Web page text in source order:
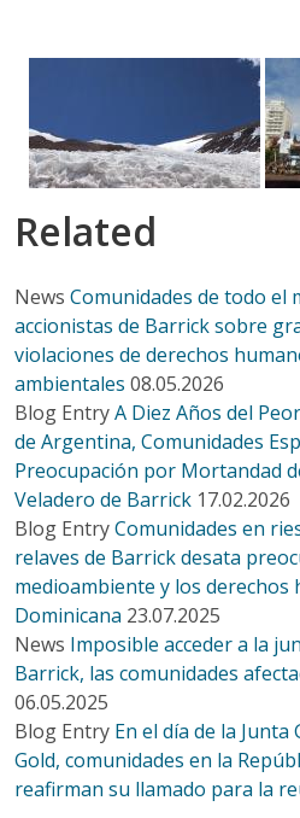
Related
News Comunidades de todo el
accionistas de Barrick sobre
violaciones de derechos
ambientales 08.05.2026
Blog EntryA Diez Años del
de Argentina, Comunidades
Preocupación por Mortandad
Veladero de Barrick 17.02.2026
Blog EntryComunidades en
relaves de Barrick desata
medioambiente y los derechos
Dominicana 23.07.2025
News Imposible acceder a la
Barrick, las comunidades
06.05.2025
Blog Entry En el día de la
Gold, comunidades en la
reafirman su llamado para la